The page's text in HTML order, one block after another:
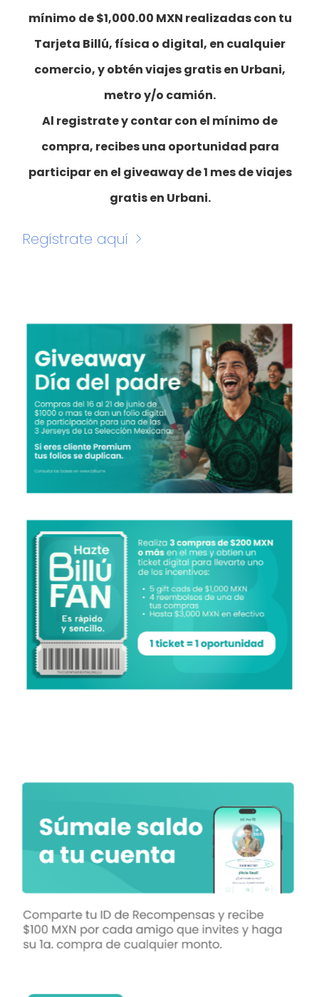
mínimo de $1,000.00 MXN realizadas con tu
Tarjeta Billú, física o digital, en cualquier
comercio, y obtén viajes gratis en Urbani,
metro y/o camión.
Al registrate y contar con el mínimo de
compra, recibes una oportunidad para
participar en el giveaway de 1 mes de viajes
gratis en Urbani.
Regístrate aquí